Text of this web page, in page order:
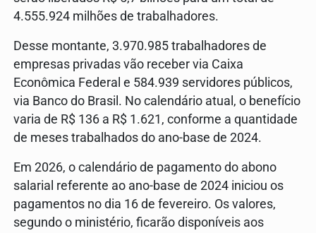
4.555.924 milhões de trabalhadores.
Desse montante, 3.970.985 trabalhadores de
empresas privadas vão receber via Caixa
Econômica Federal e 584.939 servidores públicos,
via Banco do Brasil. No calendário atual, o benefício
varia de R$ 136 a R$ 1.621, conforme a quantidade
de meses trabalhados do ano-base de 2024.
Em 2026, o calendário de pagamento do abono
salarial referente ao ano-base de 2024 iniciou os
pagamentos no dia 16 de fevereiro. Os valores,
segundo o ministério, ficarão disponíveis aos